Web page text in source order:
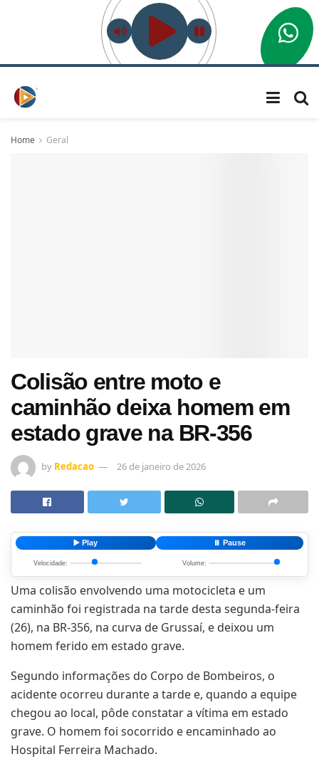
Home Geral
Colisão entre moto e
caminhão deixa homem em
estado grave na BR-356
by Redacao 26 de janeiro de 2026
▶️ Play ⏸️ Pause
Velocidade: Volume:
Uma colisão envolvendo uma motocicleta e um
caminhão foi registrada na tarde desta segunda-feira
(26), na BR-356, na curva de Grussaí, e deixou um
homem ferido em estado grave.
Segundo informações do Corpo de Bombeiros, o
acidente ocorreu durante a tarde e, quando a equipe
chegou ao local, pôde constatar a vítima em estado
grave. O homem foi socorrido e encaminhado ao
Hospital Ferreira Machado.